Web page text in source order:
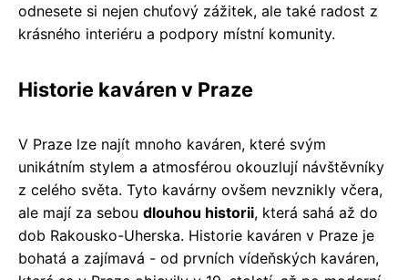
odnesete si nejen chuťový zážitek, ale také radost z
krásného interiéru a podpory místní komunity.
Historie kaváren v Praze
V Praze lze najít mnoho kaváren, které svým
unikátním stylem a atmosférou okouzlují návštěvníky
z celého světa. Tyto kavárny ovšem nevznikly včera,
ale mají za sebou dlouhou historii, která sahá až do
dob Rakousko-Uherska. Historie kaváren v Praze je
bohatá a zajímavá - od prvních vídeňských kaváren,